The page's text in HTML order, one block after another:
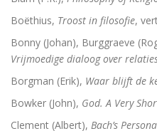
Dingen
De omweg
De schepping van de
Boëthius, Troost in filosofie,
Bonny (Johan), Burggraeve
Vrijmoedige dialoog over
Borgman (Erik), Waar blijft de
Bowker (John), God. A Very
Clement (Albert), Bach’s